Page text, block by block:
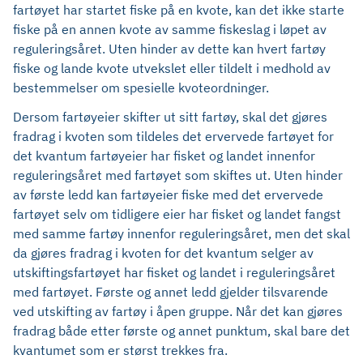
fartøyet har startet fiske på en kvote, kan det ikke starte
fiske på en annen kvote av samme fiskeslag i løpet av
reguleringsåret. Uten hinder av dette kan hvert fartøy
fiske og lande kvote utvekslet eller tildelt i medhold av
bestemmelser om spesielle kvoteordninger.
Dersom fartøyeier skifter ut sitt fartøy, skal det gjøres
fradrag i kvoten som tildeles det ervervede fartøyet for
det kvantum fartøyeier har fisket og landet innenfor
reguleringsåret med fartøyet som skiftes ut. Uten hinder
av første ledd kan fartøyeier fiske med det ervervede
fartøyet selv om tidligere eier har fisket og landet fangst
med samme fartøy innenfor reguleringsåret, men det skal
da gjøres fradrag i kvoten for det kvantum selger av
utskiftingsfartøyet har fisket og landet i reguleringsåret
med fartøyet. Første og annet ledd gjelder tilsvarende
ved utskifting av fartøy i åpen gruppe. Når det kan gjøres
fradrag både etter første og annet punktum, skal bare det
kvantumet som er størst trekkes fra.